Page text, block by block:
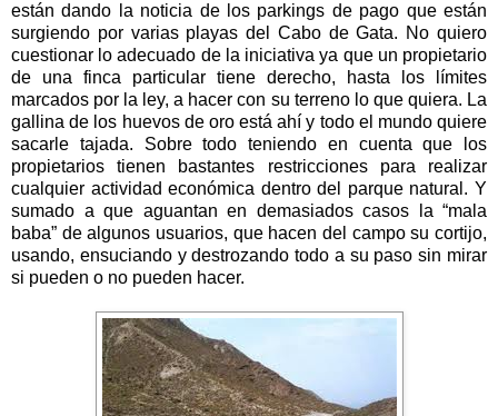
están dando la noticia de los parkings de pago que están
surgiendo por varias playas del Cabo de Gata. No quiero
cuestionar lo adecuado de la iniciativa ya que un propietario
de una finca particular tiene derecho, hasta los límites
marcados por la ley, a hacer con su terreno lo que quiera. La
gallina de los huevos de oro está ahí y todo el mundo quiere
sacarle tajada. Sobre todo teniendo en cuenta que los
propietarios tienen bastantes restricciones para realizar
cualquier actividad económica dentro del parque natural. Y
sumado a que aguantan en demasiados casos la “mala
baba” de algunos usuarios, que hacen del campo su cortijo,
usando, ensuciando y destrozando todo a su paso sin mirar
si pueden o no pueden hacer.